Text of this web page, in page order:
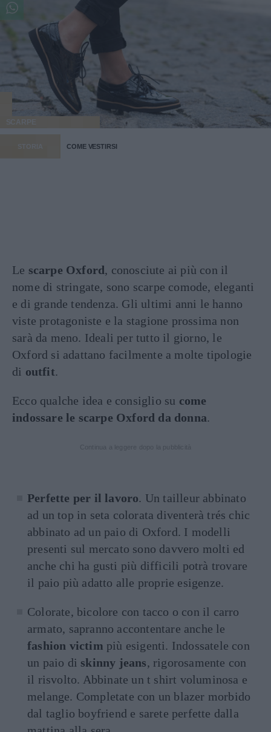
SCARPE
STORIA COME VESTIRSI
Le scarpe Oxford, conosciute ai più con il
nome di stringate, sono scarpe comode, eleganti
e di grande tendenza. Gli ultimi anni le hanno
viste protagoniste e la stagione prossima non
sarà da meno. Ideali per tutto il giorno, le
Oxford si adattano facilmente a molte tipologie
di outfit.
Ecco qualche idea e consiglio su come
indossare le scarpe Oxford da donna.
Perfette per il lavoro. Un tailleur abbinato
ad un top in seta colorata diventerà trés chic
abbinato ad un paio di Oxford. I modelli
presenti sul mercato sono davvero molti ed
anche chi ha gusti più difficili potrà trovare
il paio più adatto alle proprie esigenze.
Colorate, bicolore con tacco o con il carro
armato, sapranno accontentare anche le
fashion victim più esigenti. Indossatele con
un paio di skinny jeans, rigorosamente con
il risvolto. Abbinate un t shirt voluminosa e
melange. Completate con un blazer morbido
dal taglio boyfriend e sarete perfette dalla